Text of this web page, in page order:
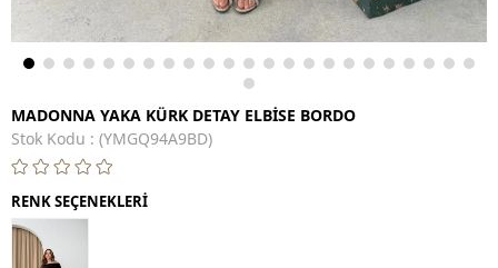
MADONNA YAKA KÜRK DETAY ELBİSE BORDO
Stok Kodu
(YMGQ94A9BD)
RENK SEÇENEKLERİ